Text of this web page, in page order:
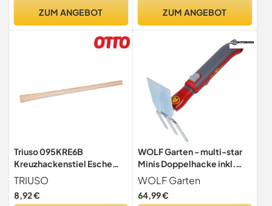
ZUM ANGEBOT ZUM ANGEBOT
Triuso 095KRE6B
Kreuzhackenstiel Esche
95cm, Kopf 56 x 36mm,
Bauware
TRIUSO
8,92 €
WOLF Garten - multi-star
Minis Doppelhacke inkl.
Stiel LN-M /ZM 015;
Arbeitsbreite: 7cm;
71AIE006650,Rot
WOLF Garten
64,99 €